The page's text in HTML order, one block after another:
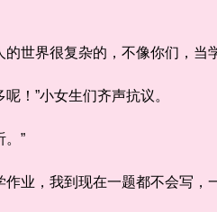
界很复杂的，不像你们，当
！”小女生们齐声抗议。
”
，我到现在一题都不会写，一